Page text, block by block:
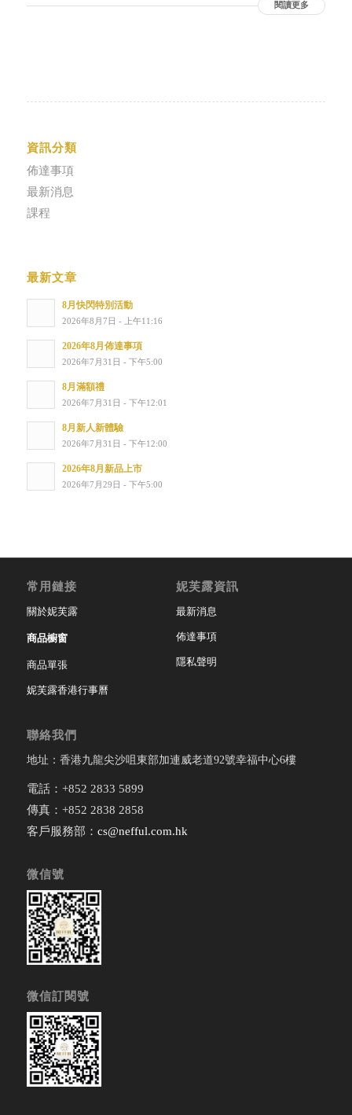
閱讀更多
資訊分類
佈達事項
最新消息
課程
最新文章
8月快閃特別活動
2026年8月7日 - 上午11:16
2026年8月佈達事項
2026年7月31日 - 下午5:00
8月滿額禮
2026年7月31日 - 下午12:01
8月新人新體驗
2026年7月31日 - 下午12:00
2026年8月新品上市
2026年7月29日 - 下午5:00
常用鏈接
關於妮芙露
商品櫥窗
商品單張
妮芙露香港行事曆
妮芙露資訊
最新消息
佈達事項
隱私聲明
聯絡我們
地址：香港九龍尖沙咀東部加連威老道92號幸福中心6樓
電話：+852 2833 5899
傳真：+852 2838 2858
客戶服務部： cs@nefful.com.hk
微信號
微信訂閱號